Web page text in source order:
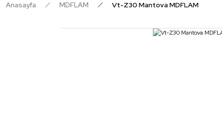
Anasayfa MDFLAM Vt-Z30 Mantova MDFLAM